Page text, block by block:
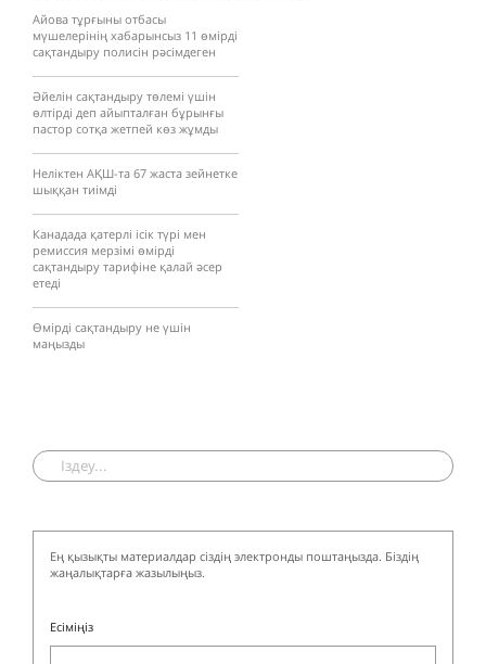
Айова тұрғыны отбасы
мүшелерінің хабарынсыз 11 өмірді
сақтандыру полисін рәсімдеген
Әйелін сақтандыру төлемі үшін
өлтірді деп айыпталған бұрынғы
пастор сотқа жетпей көз жұмды
Неліктен АҚШ-та 67 жаста зейнетке
шыққан тиімді
Канадада қатерлі ісік түрі мен
ремиссия мерзімі өмірді
сақтандыру тарифіне қалай әсер
етеді
Өмірді сақтандыру не үшін
маңызды
Ең қызықты материалдар сіздің электронды поштаңызда. Біздің
жаңалықтарға жазылыңыз.
Есіміңіз